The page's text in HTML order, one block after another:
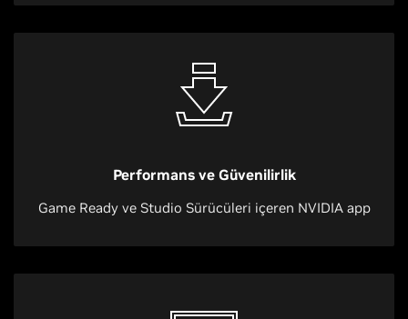
Performans ve Güvenilirlik
Game Ready ve Studio Sürücüleri içeren NVIDIA app